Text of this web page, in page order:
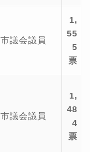
市議会議員
1,
55
5
票
市議会議員
1,
48
4
票